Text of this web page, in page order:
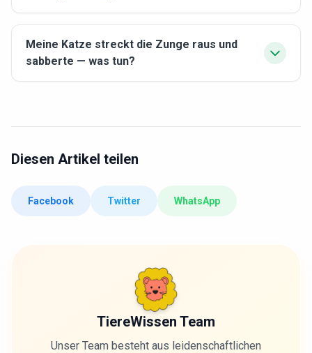
Meine Katze streckt die Zunge raus und
sabberte — was tun?
Diesen Artikel teilen
Facebook Twitter WhatsApp
TiereWissen Team
Unser Team besteht aus leidenschaftlichen